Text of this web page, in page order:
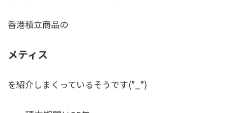
香港積立商品の
メティス
を紹介しまくっているそうです(°_°)